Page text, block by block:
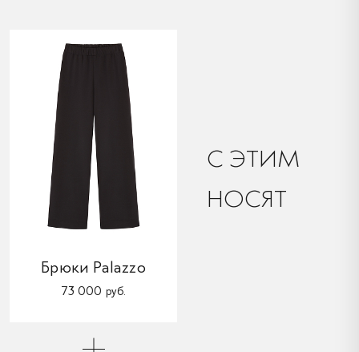
C ЭТИМ
НОСЯТ
Брюки Palazzo
73 000 руб.